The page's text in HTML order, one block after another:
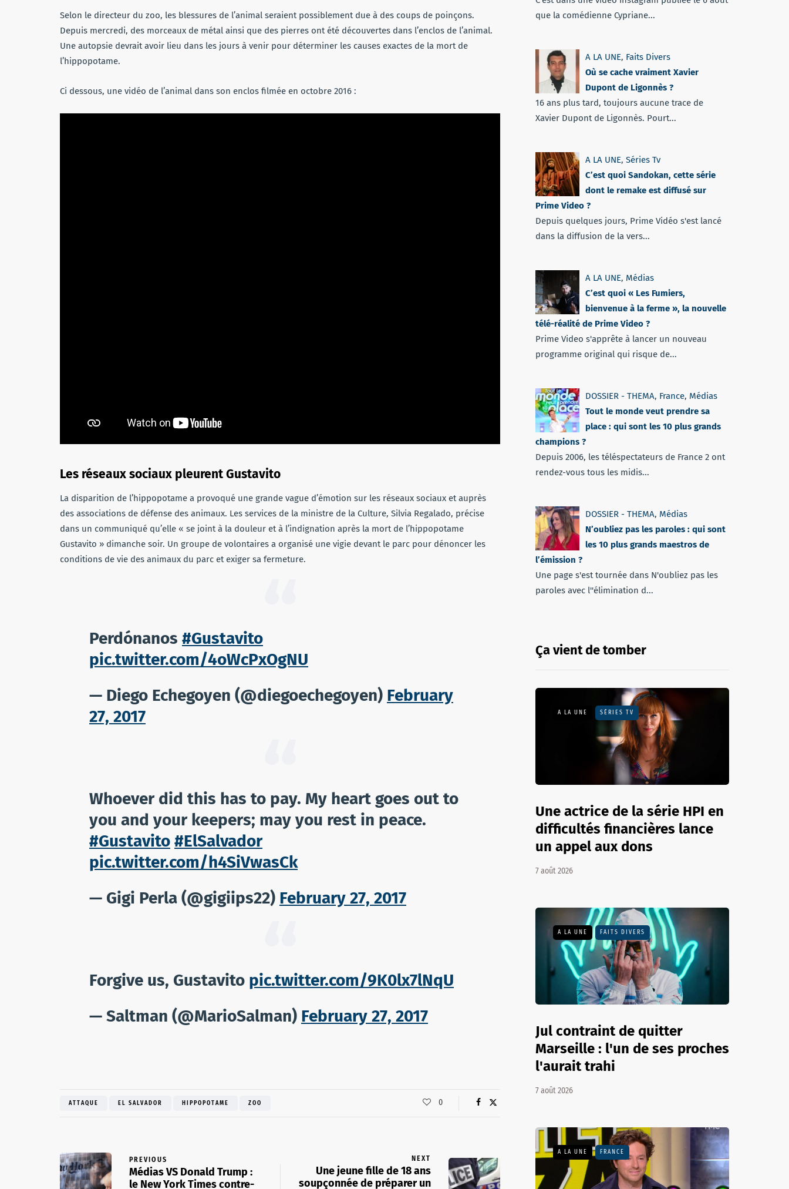
Selon le directeur du zoo, les blessures de l’animal seraient possiblement due à des coups de poinçons.
Depuis mercredi, des morceaux de métal ainsi que des pierres ont été découvertes dans l’enclos de l’animal.
Une autopsie devrait avoir lieu dans les jours à venir pour déterminer les causes exactes de la mort de
l’hippopotame.
Ci dessous, une vidéo de l’animal dans son enclos filmée en octobre 2016 :
Les réseaux sociaux pleurent Gustavito
La disparition de l’hippopotame a provoqué une grande vague d’émotion sur les réseaux sociaux et auprès
des associations de défense des animaux. Les services de la ministre de la Culture, Silvia Regalado, précise
dans un communiqué qu’elle « se joint à la douleur et à l’indignation après la mort de l’hippopotame
Gustavito » dimanche soir. Un groupe de volontaires a organisé une vigie devant le parc pour dénoncer les
conditions de vie des animaux du parc et exiger sa fermeture.
Perdónanos #Gustavito
pic.twitter.com/4oWcPxOgNU
— Diego Echegoyen (@diegoechegoyen) February
27, 2017
Whoever did this has to pay. My heart goes out to
you and your keepers; may you rest in peace.
#Gustavito #ElSalvador
pic.twitter.com/h4SiVwasCk
— Gigi Perla (@gigiips22) February 27, 2017
Forgive us, Gustavito pic.twitter.com/9K0lx7lNqU
— Saltman (@MarioSalman) February 27, 2017
ATTAQUE EL SALVADOR HIPPOPOTAME ZOO 0
PREVIOUS
Médias VS Donald Trump :
le New York Times contre-
NEXT
Une jeune fille de 18 ans
soupçonnée de préparer un
que la comédienne Cypriane...
A LA UNE, Faits Divers
Où se cache vraiment Xavier
Dupont de Ligonnès ?
16 ans plus tard, toujours aucune trace de
Xavier Dupont de Ligonnès. Pourt...
A LA UNE, Séries Tv
C’est quoi Sandokan, cette série
dont le remake est diffusé sur
Prime Video ?
Depuis quelques jours, Prime Vidéo s'est lancé
dans la diffusion de la vers...
A LA UNE, Médias
C’est quoi « Les Fumiers,
bienvenue à la ferme », la nouvelle
télé-réalité de Prime Video ?
Prime Video s'apprête à lancer un nouveau
programme original qui risque de...
DOSSIER - THEMA, France, Médias
Tout le monde veut prendre sa
place : qui sont les 10 plus grands
champions ?
Depuis 2006, les téléspectateurs de France 2 ont
rendez-vous tous les midis...
DOSSIER - THEMA, Médias
N’oubliez pas les paroles : qui sont
les 10 plus grands maestros de
l’émission ?
Une page s'est tournée dans N'oubliez pas les
paroles avec l''élimination d...
Ça vient de tomber
A LA UNE SÉRIES TV
Une actrice de la série HPI en
difficultés financières lance
un appel aux dons
7 août 2026
A LA UNE FAITS DIVERS
Jul contraint de quitter
Marseille : l'un de ses proches
l'aurait trahi
7 août 2026
A LA UNE FRANCE